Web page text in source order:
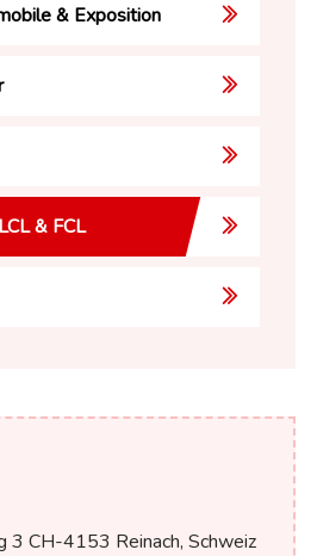
& Exposition
& FCL
3 CH-4153 Reinach, Schweiz